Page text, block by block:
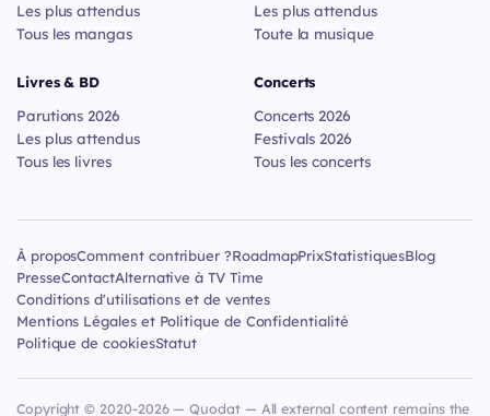
Les plus attendus
Tous les mangas
Livres & BD
Parutions 2026
Les plus attendus
Tous les livres
Les plus attendus
Toute la musique
Concerts
Concerts 2026
Festivals 2026
Tous les concerts
À proposComment contribuer ?RoadmapPrixStatistiquesBlog
PresseContactAlternative à TV Time
Conditions d'utilisations et de ventes
Mentions Légales et Politique de Confidentialité
Politique de cookiesStatut
Copyright © 2020-2026 — Quodat — All external content remains the